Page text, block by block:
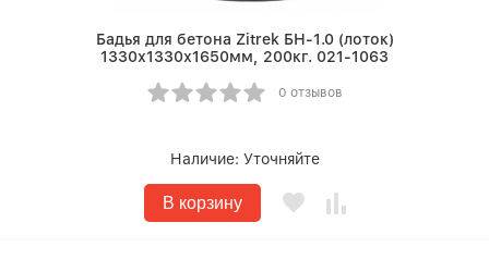
Бадья для бетона Zitrek БН-1.0 (лоток)
1330х1330х1650мм, 200кг. 021-1063
0 отзывов
Наличие: Уточняйте
В корзину